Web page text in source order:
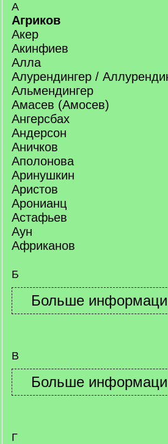
А
Агриков
Акер
Акинфиев
Алла
Алурендингер /
Альмендингер
Амасев (Амосев)
Ангерсбах
Андерсон
Аничков
Аполонова
Аринушкин
Аристов
Аронианц
Астафьев
Аун
Африканов
Б
В
Г